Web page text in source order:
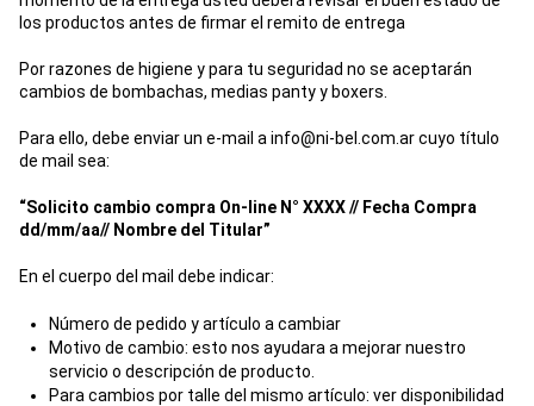
los productos antes de firmar el remito de entrega
Por razones de higiene y para tu seguridad no se aceptarán
cambios de bombachas, medias panty y boxers.
Para ello, debe enviar un e-mail a info@ni-bel.com.arcuyo título
de mail sea:
“Solicito cambio compra On-line N° XXXX // Fecha Compra
dd/mm/aa// Nombre del Titular”
En el cuerpo del mail debe indicar:
Número de pedido y artículo a cambiar
Motivo de cambio: esto nos ayudara a mejorar nuestro
servicio o descripción de producto.
Para cambios por talle del mismo artículo: ver disponibilidad